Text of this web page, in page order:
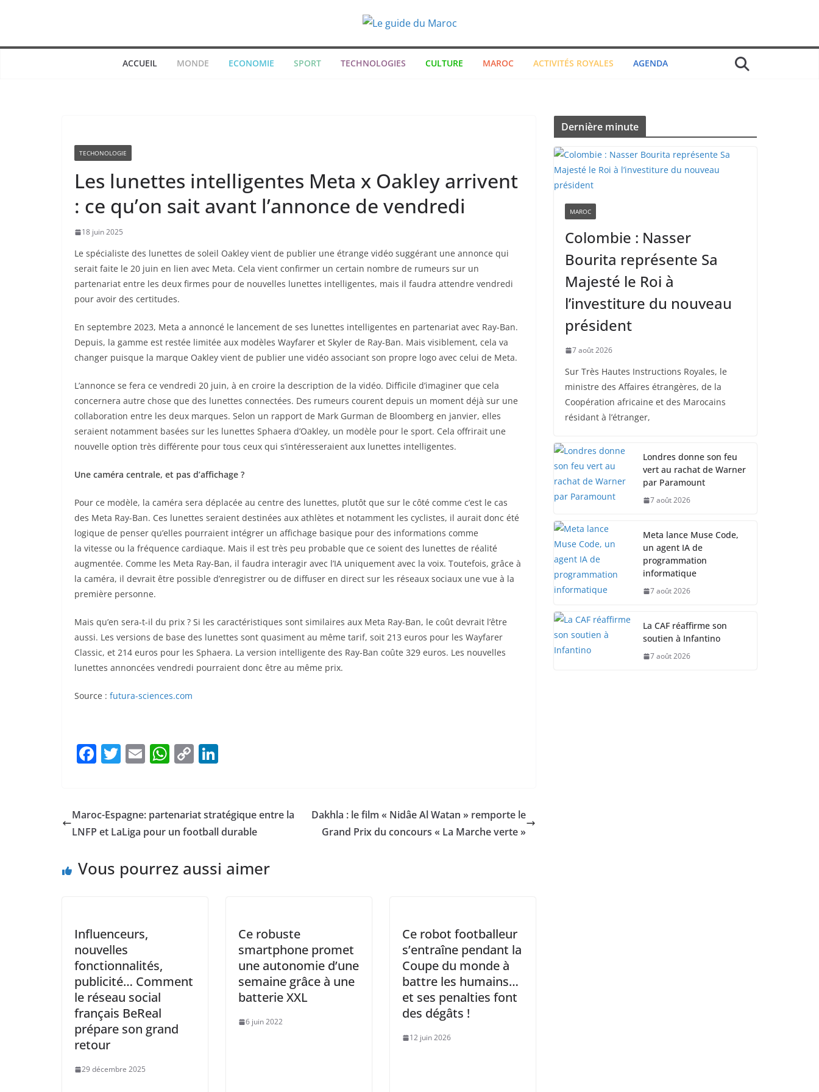
ACCUEIL MONDE ECONOMIE SPORT TECHNOLOGIES CULTURE MAROC ACTIVITÉS ROYALES AGENDA
TECHONOLOGIE
Les lunettes intelligentes Meta x Oakley arrivent
: ce qu’on sait avant l’annonce de vendredi
18 juin 2025
Le spécialiste des lunettes de soleil Oakley vient de publier une étrange vidéo suggérant une annonce qui
serait faite le 20 juin en lien avec Meta. Cela vient confirmer un certain nombre de rumeurs sur un
partenariat entre les deux firmes pour de nouvelles lunettes intelligentes, mais il faudra attendre vendredi
pour avoir des certitudes.
En septembre 2023, Meta a annoncé le lancement de ses lunettes intelligentes en partenariat avec Ray-Ban.
Depuis, la gamme est restée limitée aux modèles Wayfarer et Skyler de Ray-Ban. Mais visiblement, cela va
changer puisque la marque Oakley vient de publier une vidéo associant son propre logo avec celui de Meta.
L’annonce se fera ce vendredi 20 juin, à en croire la description de la vidéo. Difficile d’imaginer que cela
concernera autre chose que des lunettes connectées. Des rumeurs courent depuis un moment déjà sur une
collaboration entre les deux marques. Selon un rapport de Mark Gurman de Bloomberg en janvier, elles
seraient notamment basées sur les lunettes Sphaera d’Oakley, un modèle pour le sport. Cela offrirait une
nouvelle option très différente pour tous ceux qui s’intéresseraient aux lunettes intelligentes.
Une caméra centrale, et pas d’affichage ?
Pour ce modèle, la caméra sera déplacée au centre des lunettes, plutôt que sur le côté comme c’est le cas
des Meta Ray-Ban. Ces lunettes seraient destinées aux athlètes et notamment les cyclistes, il aurait donc été
logique de penser qu’elles pourraient intégrer un affichage basique pour des informations comme
la vitesse ou la fréquence cardiaque. Mais il est très peu probable que ce soient des lunettes de réalité
augmentée. Comme les Meta Ray-Ban, il faudra interagir avec l’IA uniquement avec la voix. Toutefois, grâce à
la caméra, il devrait être possible d’enregistrer ou de diffuser en direct sur les réseaux sociaux une vue à la
première personne.
Mais qu’en sera-t-il du prix ? Si les caractéristiques sont similaires aux Meta Ray-Ban, le coût devrait l’être
aussi. Les versions de base des lunettes sont quasiment au même tarif, soit 213 euros pour les Wayfarer
Classic, et 214 euros pour les Sphaera. La version intelligente des Ray-Ban coûte 329 euros. Les nouvelles
lunettes annoncées vendredi pourraient donc être au même prix.
Source : futura-sciences.com
F
e
b
o
T
er
E
l
W
s
A
p
C
y
Li
k
e
dI
Maroc-Espagne: partenariat stratégique entre la
LNFP et LaLiga pour un football durable
Dakhla : le film « Nidâe Al Watan » remporte le
Grand Prix du concours « La Marche verte »
Vous pourrez aussi aimer
Influenceurs,
nouvelles
fonctionnalités,
publicité… Comment
le réseau social
français BeReal
prépare son grand
retour
29 décembre 2025
Ce robuste
smartphone promet
une autonomie d’une
semaine grâce à une
batterie XXL
6 juin 2022
Ce robot footballeur
s’entraîne pendant la
Coupe du monde à
battre les humains…
et ses penalties font
des dégâts !
12 juin 2026
Dernière minute
MAROC
Colombie : Nasser
Bourita représente Sa
Majesté le Roi à
l’investiture du nouveau
président
7 août 2026
Sur Très Hautes Instructions Royales, le
ministre des Affaires étrangères, de la
Coopération africaine et des Marocains
résidant à l’étranger,
Londres donne son feu
vert au rachat de Warner
par Paramount
7 août 2026
Meta lance Muse Code,
un agent IA de
programmation
informatique
7 août 2026
La CAF réaffirme son
soutien à Infantino
7 août 2026